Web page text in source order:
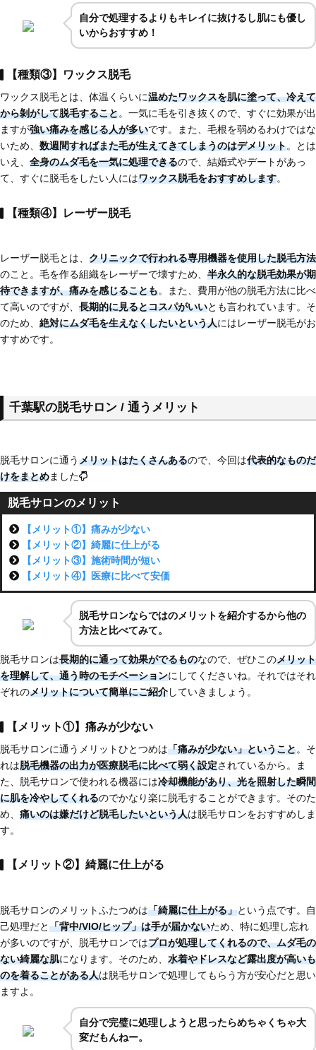
自分で処理するよりもキレイに抜けるし肌にも優し
いからおすすめ！
【種類③】ワックス脱毛
ワックス脱毛とは、体温くらいに温めたワックスを肌に塗って、冷えて
から剝がして脱毛すること。一気に毛を引き抜くので、すぐに効果が出
ますが強い痛みを感じる人が多いです。また、毛根を弱めるわけではな
いため、 数週間すればまた毛が生えてきてしまうのはデメリット。とは
いえ、 全身のムダ毛を一気に処理できるので、結婚式やデートがあっ
て、すぐに脱毛をしたい人にはワックス脱毛をおすすめします。
【種類④】レーザー脱毛
レーザー脱毛とは、 クリニックで行われる専用機器を使用した脱毛方法
のこと。毛を作る組織をレーザーで壊すため、 半永久的な脱毛効果が期
待できますが、痛みを感じることも。また、費用が他の脱毛方法に比べ
て高いのですが、 長期的に見るとコスパがいいとも言われています。そ
のため、 絶対にムダ毛を生えなくしたいという人にはレーザー脱毛がお
すすめです。
千葉駅の脱毛サロン / 通うメリット
脱毛サロンに通うメリットはたくさんあるので、今回は代表的なものだ
けをまとめました
脱毛サロンのメリット
【メリット①】痛みが少ない
【メリット②】綺麗に仕上がる
【メリット③】施術時間が短い
【メリット④】医療に比べて安価
脱毛サロンならではのメリットを紹介するから他の
方法と比べてみて。
脱毛サロンは長期的に通って効果がでるものなので、ぜひこのメリット
を理解して、通う時のモチベーションにしてくださいね。それではそれ
ぞれのメリットについて簡単にご紹介していきましょう。
【メリット①】痛みが少ない
脱毛サロンに通うメリットひとつめは「痛みが少ない」ということ。そ
れは脱毛機器の出力が医療脱毛に比べて弱く設定されているから。ま
た、脱毛サロンで使われる機器には冷却機能があり、光を照射した瞬間
に肌を冷やしてくれるのでかなり楽に脱毛することができます。そのた
め、 痛いのは嫌だけど脱毛したいという人は脱毛サロンをおすすめしま
す。
【メリット②】綺麗に仕上がる
脱毛サロンのメリットふたつめは「綺麗に仕上がる」という点です。自
己処理だと「背中/VIO/ヒップ」は手が届かないため、特に処理し忘れ
が多いのですが、脱毛サロンではプロが処理してくれるので、ムダ毛の
ない綺麗な肌になります。そのため、 水着やドレスなど露出度が高いも
のを着ることがある人は脱毛サロンで処理してもらう方が安心だと思い
ますよ。
自分で完璧に処理しようと思ったらめちゃくちゃ大
変だもんねー。